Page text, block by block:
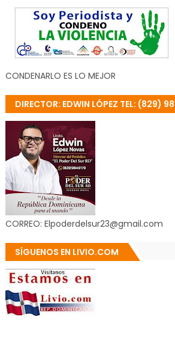
CONDENARLO ES LO MEJOR
DIRECTOR: EDWIN LÓPEZ TEL: (829)
CORREO: Elpoderdelsur23@gmail.com
SÍGUENOS EN LIVIO.COM